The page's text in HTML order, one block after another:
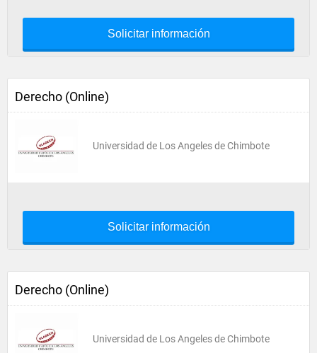
Solicitar información
Derecho (Online)
Universidad de Los Angeles de Chimbote
Solicitar información
Derecho (Online)
Universidad de Los Angeles de Chimbote